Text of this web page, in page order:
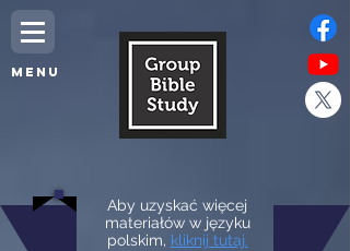
MENU
Aby uzyskać więcej
materiałów w języku
polskim, kliknij tutaj.